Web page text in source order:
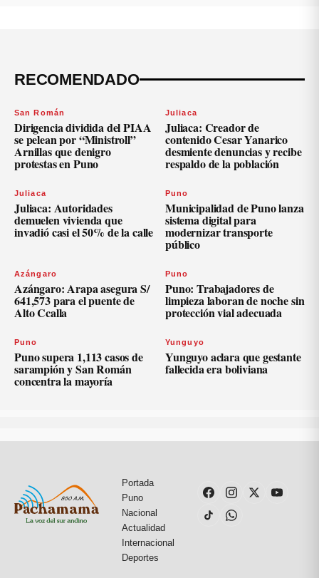
RECOMENDADO
San Román
Dirigencia dividida del PIAA
se pelean por “Ministroll”
Arnillas que denigro
protestas en Puno
Juliaca
Juliaca: Creador de
contenido Cesar Yanarico
desmiente denuncias y recibe
respaldo de la población
Juliaca
Juliaca: Autoridades
demuelen vivienda que
invadió casi el 50% de la calle
Puno
Municipalidad de Puno lanza
sistema digital para
modernizar transporte
público
Azángaro
Azángaro: Arapa asegura S/
641,573 para el puente de
Alto Ccalla
Puno
Puno: Trabajadores de
limpieza laboran de noche sin
protección vial adecuada
Puno
Puno supera 1,113 casos de
sarampión y San Román
concentra la mayoría
Yunguyo
Yunguyo aclara que gestante
fallecida era boliviana
Portada
Puno
Nacional
Actualidad
Internacional
Deportes